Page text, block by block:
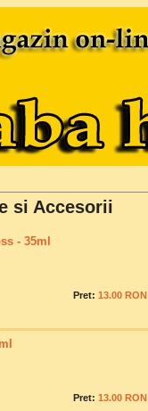
si Accesorii
- 35ml
Pret: 13.00 RON
Pret: 13.00 RON